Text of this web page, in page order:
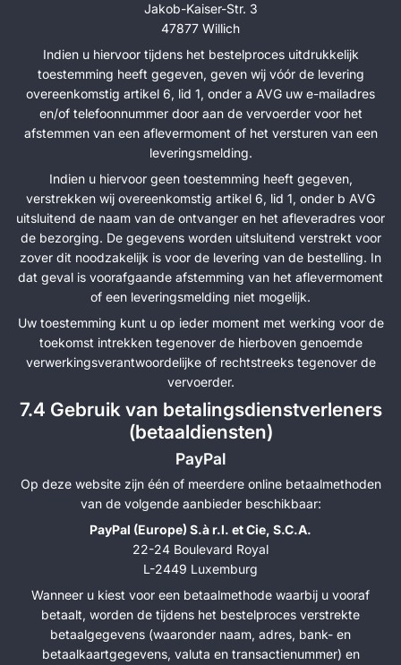
Jakob-Kaiser-Str. 3
47877 Willich
Indien u hiervoor tijdens het bestelproces uitdrukkelijk
toestemming heeft gegeven, geven wij vóór de levering
overeenkomstig artikel 6, lid 1, onder a AVG uw e-mailadres
en/of telefoonnummer door aan de vervoerder voor het
afstemmen van een aflevermoment of het versturen van een
leveringsmelding.
Indien u hiervoor geen toestemming heeft gegeven,
verstrekken wij overeenkomstig artikel 6, lid 1, onder b AVG
uitsluitend de naam van de ontvanger en het afleveradres voor
de bezorging. De gegevens worden uitsluitend verstrekt voor
zover dit noodzakelijk is voor de levering van de bestelling. In
dat geval is voorafgaande afstemming van het aflevermoment
of een leveringsmelding niet mogelijk.
Uw toestemming kunt u op ieder moment met werking voor de
toekomst intrekken tegenover de hierboven genoemde
verwerkingsverantwoordelijke of rechtstreeks tegenover de
vervoerder.
7.4 Gebruik van betalingsdienstverleners
(betaaldiensten)
PayPal
Op deze website zijn één of meerdere online betaalmethoden
van de volgende aanbieder beschikbaar:
PayPal (Europe) S.à r.l. et Cie, S.C.A.
22-24 Boulevard Royal
L-2449 Luxemburg
Wanneer u kiest voor een betaalmethode waarbij u vooraf
betaalt, worden de tijdens het bestelproces verstrekte
betaalgegevens (waaronder naam, adres, bank- en
betaalkaartgegevens, valuta en transactienummer) en